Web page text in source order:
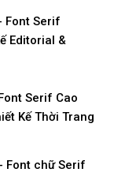
Font Serif
Editorial &
Serif Cao
Kế Thời Trang
Font chữ Serif